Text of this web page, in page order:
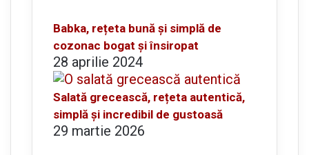
Babka, rețeta bună și simplă de
cozonac bogat și însiropat
28 aprilie 2024
Salată grecească, rețeta autentică,
simplă și incredibil de gustoasă
29 martie 2026